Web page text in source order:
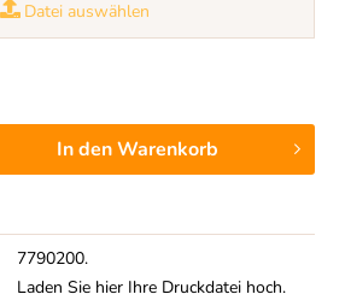
Datei auswählen
In denWarenkorb
7790200.
Laden Sie hier Ihre Druckdatei hoch.